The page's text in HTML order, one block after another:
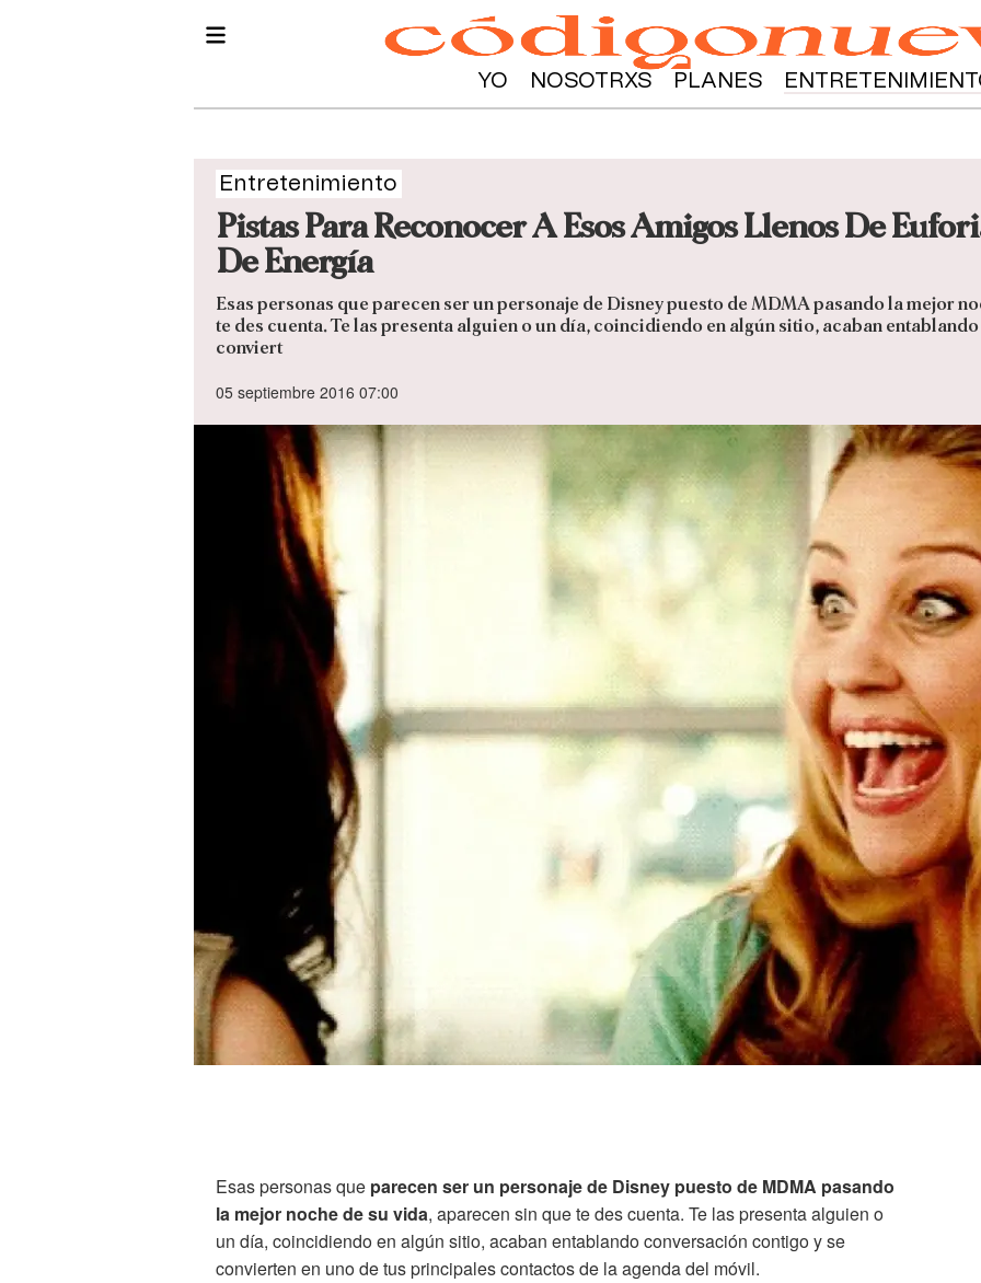
YO NOSOTRXS PLANES
Entretenimiento
Pistas Para Reconocer A Esos Amigos Llenos De
De Energía
Esas personas que parecen ser un personaje de Disney puesto de MDMA pasando la mejor
te des cuenta. Te las presenta alguien o un día, coincidiendo en algún sitio, acaban
conviert
05 septiembre 2016 07:00
Esas personas que parecen ser un personaje de Disney puesto de MDMA pasando
la mejor noche de su vida, aparecen sin que te des cuenta. Te las presenta alguien o
un día, coincidiendo en algún sitio, acaban entablando conversación contigo y se
convierten en uno de tus principales contactos de la agenda del móvil.